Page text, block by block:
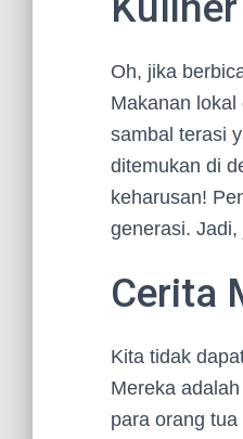
Oh, jika
Makanan
sambal terasi
ditemukan di
keharusan!
generasi.
Cerita
Kita tidak
Mereka
para orang